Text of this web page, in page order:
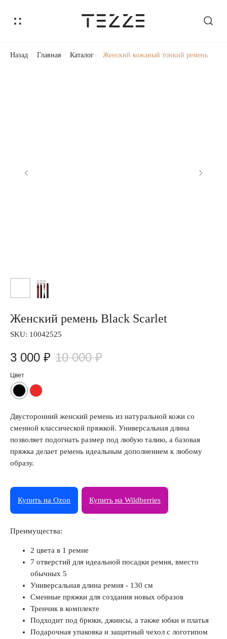
Назад Главная Каталог Женский кожаный тонкий ремень
Женский ремень Black Scarlet
SKU: 10042525
3 000 ₽ 10 000 ₽
Цвет
Двусторонний женский ремень из натуральной кожи со
сменной классической пряжкой. Универсальная длина
позволяет подогнать размер под любую талию, а базовая
пряжка делает ремень идеальным дополнением к любому
образу.
Купить на Ozon Купить на Wildberries
Преимущества:
2 цвета в 1 ремне
7 отверстий для идеальной посадки ремня, вместо
обычных 5
Универсальная длина ремня - 130 см
Сменные пряжки для создания новых образов
Тренчик в комплекте
Подходит под брюки, джинсы, а также юбки и платья
Подарочная упаковка и защитный чехол с логотипом